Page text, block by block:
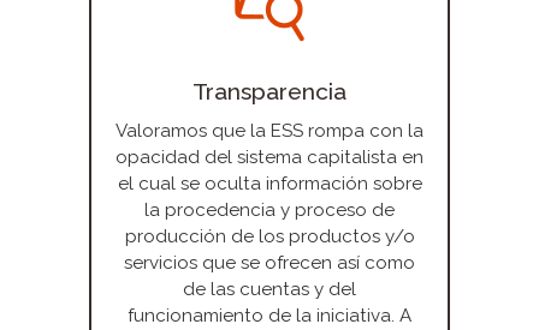
Transparencia
Valoramos que la ESS rompa con la
opacidad del sistema capitalista en
el cual se oculta información sobre
la procedencia y proceso de
producción de los productos y/o
servicios que se ofrecen así como
de las cuentas y del
funcionamiento de la iniciativa. A